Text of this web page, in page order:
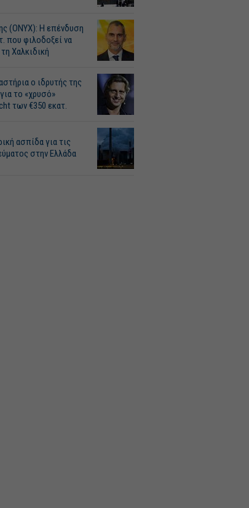
(ONYX): Η επένδυση
που φιλοδοξεί να
Χαλκιδική
ο ιδρυτής της
το «χρυσό»
των €350 εκατ.
ασπίδα για τις
στην Ελλάδα